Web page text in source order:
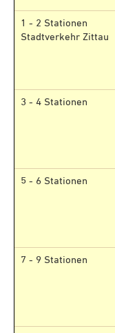
1 - 2 Stationen
Stadtverkehr Zittau
3 - 4 Stationen
5 - 6 Stationen
7 - 9 Stationen